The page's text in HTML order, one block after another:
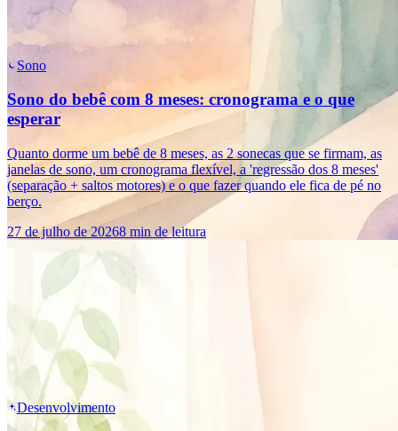
Sono
Sono do bebê com 8 meses: cronograma e o que
esperar
Quanto dorme um bebê de 8 meses, as 2 sonecas que se firmam, as
janelas de sono, um cronograma flexível, a 'regressão dos 8 meses'
(separação + saltos motores) e o que fazer quando ele fica de pé no
berço.
27 de julho de 20268 min de leitura
Desenvolvimento